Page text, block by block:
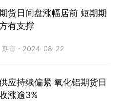
货日间盘涨幅居前 短期期
有支撑
期市 ・ 2024-08-22
应持续偏紧 氧化铝期货日
涨逾3%